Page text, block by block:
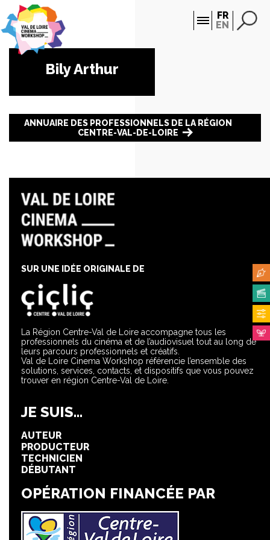
FR
EN
Bily Arthur
ANNUAIRE DES PROFESSIONNELS DE LA RÉGION
CENTRE-VAL-DE-LOIRE
La Région Centre-Val de Loire accompagne tous les
professionnels du cinéma et de l’audiovisuel tout au long de
leurs parcours professionnels et créatifs.
Val de Loire Cinema Workshop référencie l’ensemble des
solutions, services, contacts, et dispositifs que vous pouvez
trouver en région Centre-Val de Loire.
SUR UNE IDÉE ORIGINALE DE
JE SUIS...
AUTEUR
PRODUCTEUR
TECHNICIEN
DÉBUTANT
OPÉRATION FINANCÉE PAR
Panneau de gestion des cookies